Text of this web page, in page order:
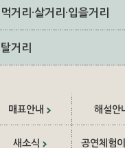
먹거리·살거리·입을거리
탈거리
매표안내 해설안
새소식 공연체험